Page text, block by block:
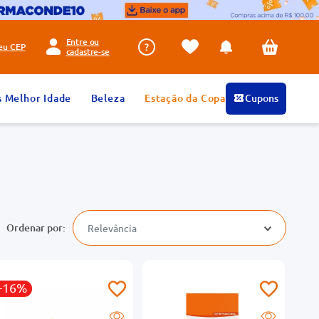
CEP
Entre ou
cadastre-se
Melhor Idade Beleza Estação da Copa Cupons
Relevância
16%